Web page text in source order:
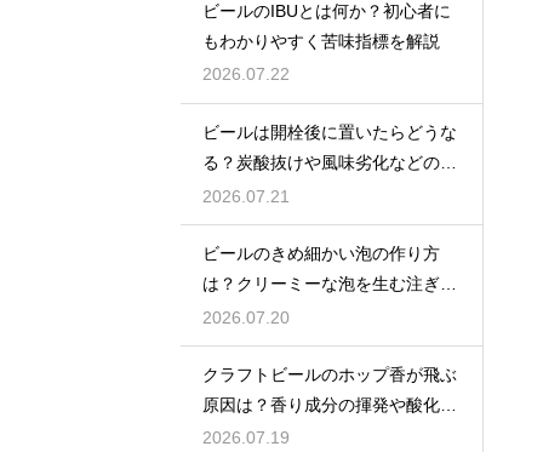
ビールのIBUとは何か？初心者に
もわかりやすく苦味指標を解説
2026.07.22
ビールは開栓後に置いたらどうな
る？炭酸抜けや風味劣化などの影
響を解説
2026.07.21
ビールのきめ細かい泡の作り方
は？クリーミーな泡を生む注ぎ方
のコツ
2026.07.20
クラフトビールのホップ香が飛ぶ
原因は？香り成分の揮発や酸化で
失われる理由を解説
2026.07.19